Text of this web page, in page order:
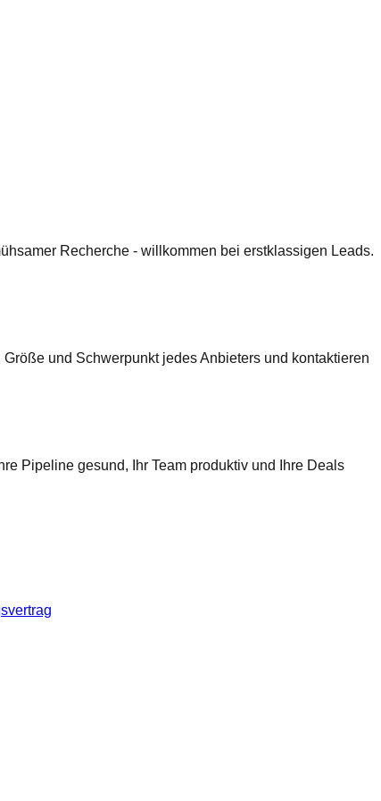
Recherche - willkommen bei erstklassigen Leads.
und Schwerpunkt jedes Anbieters und kontaktieren
Pipeline gesund, Ihr Team produktiv und Ihre Deals